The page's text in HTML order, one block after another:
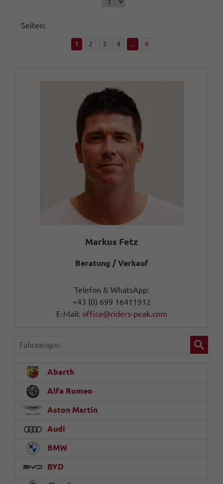
Seiten:
1 2 3 4 ... 6
Markus Fetz
Beratung / Verkauf
Telefon & WhatsApp:
+43 (0) 699 16411912
E-Mail: office@riders-peak.com
Fahrzeugnr.
Abarth
Alfa Romeo
Aston Martin
Audi
BMW
BYD